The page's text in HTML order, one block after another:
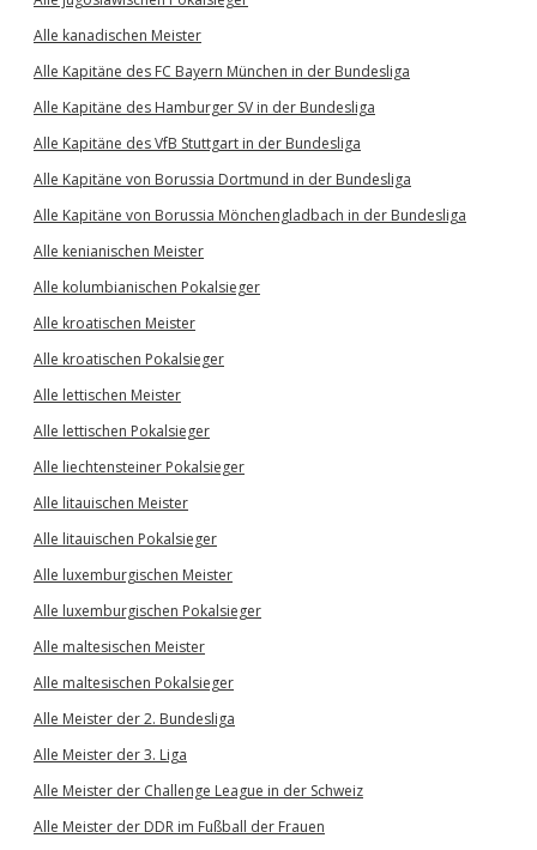
Alle kanadischen Meister
Alle Kapitäne des FC Bayern München in der Bundesliga
Alle Kapitäne des Hamburger SV in der Bundesliga
Alle Kapitäne des VfB Stuttgart in der Bundesliga
Alle Kapitäne von Borussia Dortmund in der Bundesliga
Alle Kapitäne von Borussia Mönchengladbach in der Bundesliga
Alle kenianischen Meister
Alle kolumbianischen Pokalsieger
Alle kroatischen Meister
Alle kroatischen Pokalsieger
Alle lettischen Meister
Alle lettischen Pokalsieger
Alle liechtensteiner Pokalsieger
Alle litauischen Meister
Alle litauischen Pokalsieger
Alle luxemburgischen Meister
Alle luxemburgischen Pokalsieger
Alle maltesischen Meister
Alle maltesischen Pokalsieger
Alle Meister der 2. Bundesliga
Alle Meister der 3. Liga
Alle Meister der Challenge League in der Schweiz
Alle Meister der DDR im Fußball der Frauen